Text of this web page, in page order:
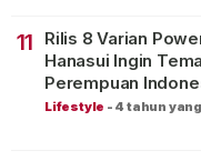
11
Rilis 8 Varian
Hanasui Ingin
Perempuan
Lifestyle - 4 tahun